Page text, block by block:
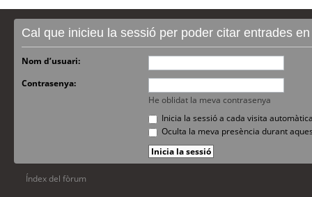
Cal que inicieu la sessió per poder citar entrades
Nom d’usuari:
Contrasenya:
He oblidat la meva contrasenya
Inicia la sessió a cada visita
Oculta la meva presència durant
Índex del fòrum